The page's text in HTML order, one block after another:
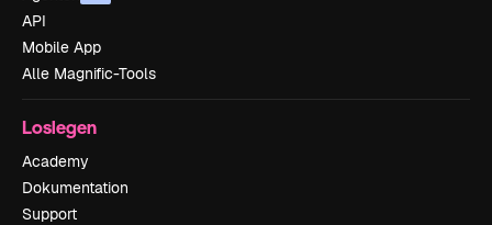
API
Mobile App
Alle Magnific-Tools
Loslegen
Academy
Dokumentation
Support